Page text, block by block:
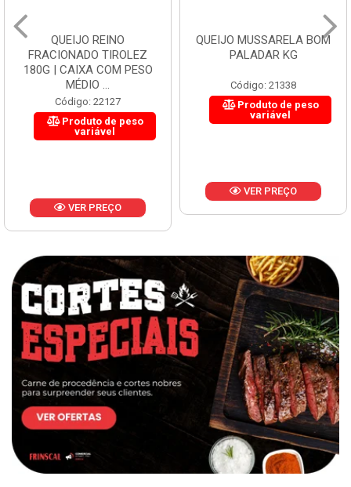
QUEIJO REINO
FRACIONADO TIROLEZ
180G | CAIXA COM PESO
MÉDIO ...
Código: 22127
Produto de peso
variável
VER PREÇO
QUEIJO MUSSARELA BOM
PALADAR KG
Código: 21338
Produto de peso
variável
VER PREÇO